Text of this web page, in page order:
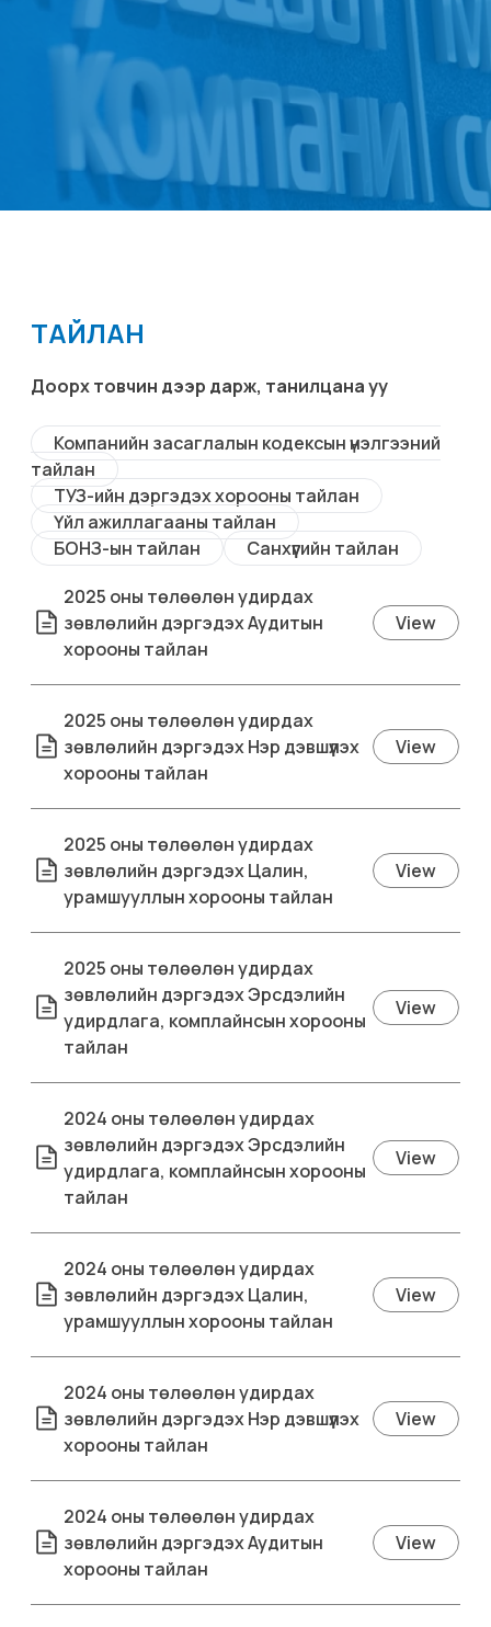
ТАЙЛАН
Доорх товчин дээр дарж, танилцана уу
Компанийн засаглалын кодексын үнэлгээний
тайлан
ТУЗ-ийн дэргэдэх хорооны тайлан
Үйл ажиллагааны тайлан
БОНЗ-ын тайлан
Санхүүгийн тайлан
2025 оны төлөөлөн удирдах
зөвлөлийн дэргэдэх Аудитын
хорооны тайлан
View
2025 оны төлөөлөн удирдах
зөвлөлийн дэргэдэх Нэр дэвшүүлэх
хорооны тайлан
View
2025 оны төлөөлөн удирдах
зөвлөлийн дэргэдэх Цалин,
урамшууллын хорооны тайлан
View
2025 оны төлөөлөн удирдах
зөвлөлийн дэргэдэх Эрсдэлийн
удирдлага, комплайнсын хорооны
тайлан
View
2024 оны төлөөлөн удирдах
зөвлөлийн дэргэдэх Эрсдэлийн
удирдлага, комплайнсын хорооны
тайлан
View
2024 оны төлөөлөн удирдах
зөвлөлийн дэргэдэх Цалин,
урамшууллын хорооны тайлан
View
2024 оны төлөөлөн удирдах
зөвлөлийн дэргэдэх Нэр дэвшүүлэх
хорооны тайлан
View
2024 оны төлөөлөн удирдах
зөвлөлийн дэргэдэх Аудитын
хорооны тайлан
View